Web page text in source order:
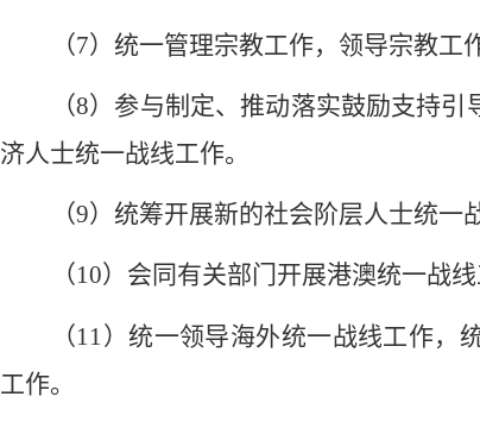
（7）统一管理宗教工作，领导宗教工
（8）参与制定、推动落实鼓励支持
济人士统一战线工作。
（9）统筹开展新的社会阶层人士统一
（10）会同有关部门开展港澳统一战
（11 ）统一领导海外统一战线工作，
工作。